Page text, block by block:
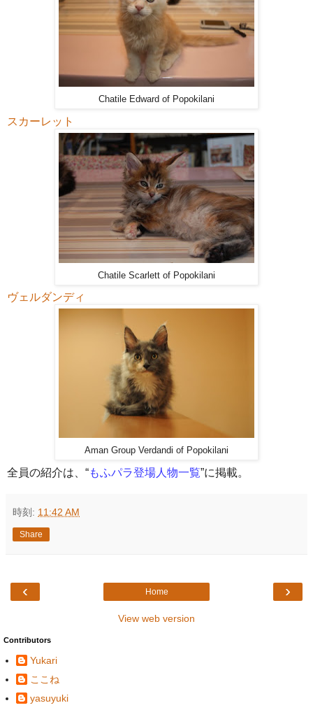
Chatile Edward of Popokilani
スカーレット
Chatile Scarlett of Popokilani
ヴェルダンディ
Aman Group Verdandi of Popokilani
全員の紹介は、“もふパラ登場人物一覧”に掲載。
時刻: 11:42 AM
Share
‹ ›
Home
View web version
Contributors
Yukari
ここね
yasuyuki